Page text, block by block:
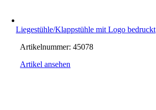
Liegestühle/Klappstühle mit Logo bedruckt
Artikelnummer:45078
Artikel ansehen